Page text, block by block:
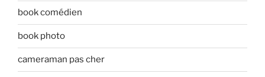
book comédien
book photo
cameraman pas cher